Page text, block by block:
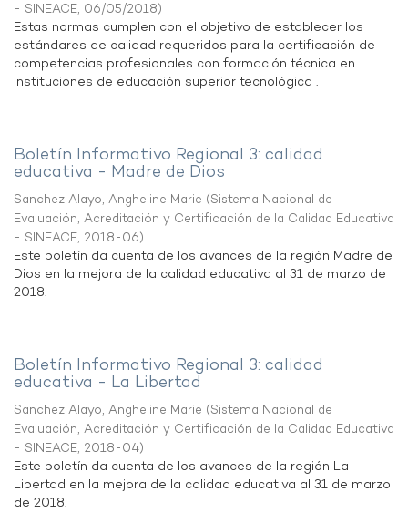
- SINEACE, 06/05/2018)
Estas normas cumplen con el objetivo de establecer los
estándares de calidad requeridos para la certificación de
competencias profesionales con formación técnica en
instituciones de educación superior tecnológica .
Boletín Informativo Regional 3: calidad
educativa - Madre de Dios
Sanchez Alayo, Angheline Marie (Sistema Nacional de
Evaluación, Acreditación y Certificación de la Calidad Educativa
- SINEACE, 2018-06)
Este boletín da cuenta de los avances de la región Madre de
Dios en la mejora de la calidad educativa al 31 de marzo de
2018.
Boletín Informativo Regional 3: calidad
educativa - La Libertad
Sanchez Alayo, Angheline Marie (Sistema Nacional de
Evaluación, Acreditación y Certificación de la Calidad Educativa
- SINEACE, 2018-04)
Este boletín da cuenta de los avances de la región La
Libertad en la mejora de la calidad educativa al 31 de marzo
de 2018.